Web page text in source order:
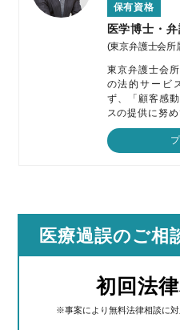
保有資格
医学博士・
(東京弁護士会所
東京弁護士会
の法的サービ
ず、「顧客感
スの提供に努め
医療過誤のご相
初回法
※事案により無料法律相談に対